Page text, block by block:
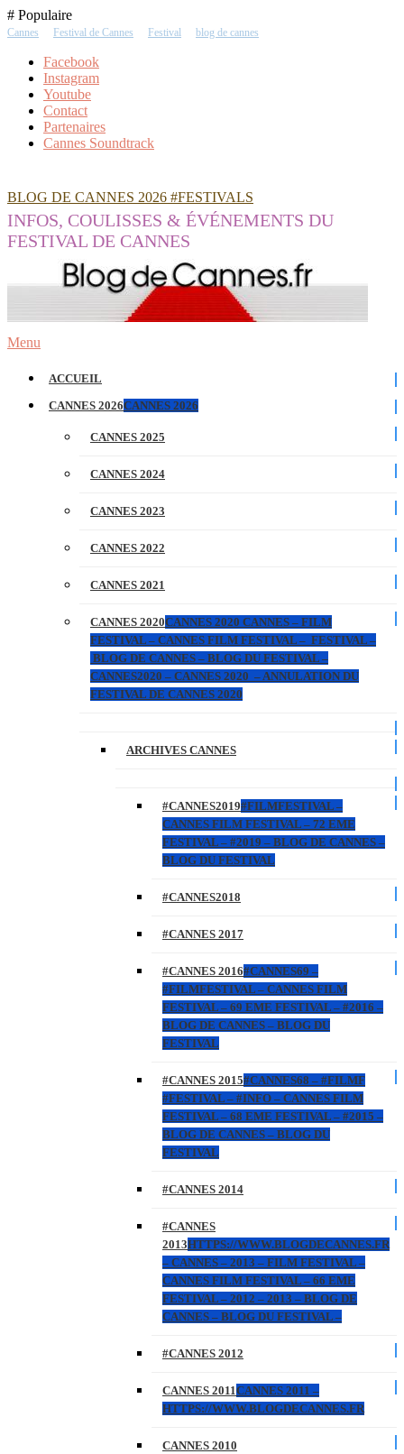
Skip
To
# Populaire
Cannes Festival de Cannes Festival blog de cannes
Facebook
Instagram
Youtube
Contact
Partenaires
Cannes Soundtrack
BLOG DE CANNES 2026 #FESTIVALS
INFOS, COULISSES & ÉVÉNEMENTS DU
FESTIVAL DE CANNES
Menu
ACCUEIL
CANNES 2026CANNES 2026
CANNES 2025
CANNES 2024
CANNES 2023
CANNES 2022
CANNES 2021
CANNES 2020CANNES 2020 CANNES – FILM
FESTIVAL – CANNES FILM FESTIVAL – FESTIVAL –
BLOG DE CANNES – BLOG DU FESTIVAL –
CANNES2020 – CANNES 2020 – ANNULATION DU
FESTIVAL DE CANNES 2020
ARCHIVES CANNES
#CANNES2019#FILMFESTIVAL –
CANNES FILM FESTIVAL – 72 EME
FESTIVAL – #2019 – BLOG DE CANNES –
BLOG DU FESTIVAL
#CANNES2018
#CANNES 2017
#CANNES 2016#CANNES69 –
#FILMFESTIVAL – CANNES FILM
FESTIVAL – 69 EME FESTIVAL – #2016 –
BLOG DE CANNES – BLOG DU
FESTIVAL
#CANNES 2015#CANNES68 – #FILMF
#FESTIVAL – #INFO – CANNES FILM
FESTIVAL – 68 EME FESTIVAL – #2015 –
BLOG DE CANNES – BLOG DU
FESTIVAL
#CANNES 2014
#CANNES
2013HTTPS://WWW.BLOGDECANNES.FR
– CANNES – 2013 – FILM FESTIVAL –
CANNES FILM FESTIVAL – 66 EME
FESTIVAL – 2012 – 2013 – BLOG DE
CANNES – BLOG DU FESTIVAL –
#CANNES 2012
CANNES 2011CANNES 2011 –
HTTPS://WWW.BLOGDECANNES.FR
CANNES 2010